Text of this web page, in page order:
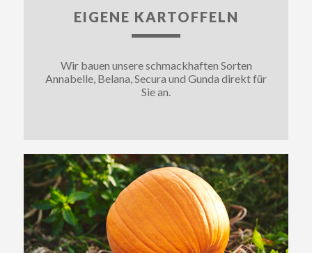
EIGENE KARTOFFELN
Wir bauen unsere schmackhaften Sorten
Annabelle, Belana, Secura und Gunda direkt für
Sie an.